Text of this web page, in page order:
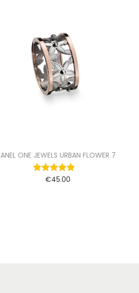
ANEL ONE JEWELS URBAN FLOWER 7
€45.00